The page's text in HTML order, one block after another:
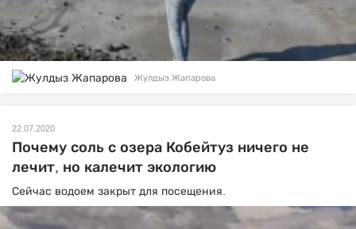
Жулдыз Жапарова
22.07.2020
Почему соль с озера Кобейтуз ничего не
лечит, но калечит экологию
Сейчас водоем закрыт для посещения.